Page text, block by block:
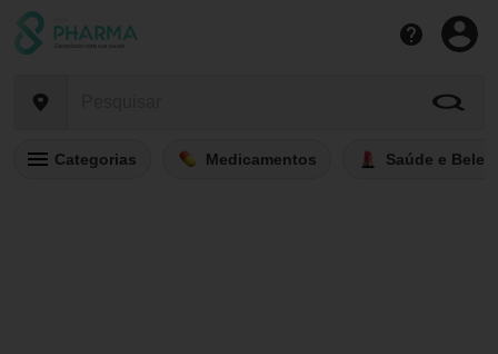
Categorias Medicamentos Saúde e